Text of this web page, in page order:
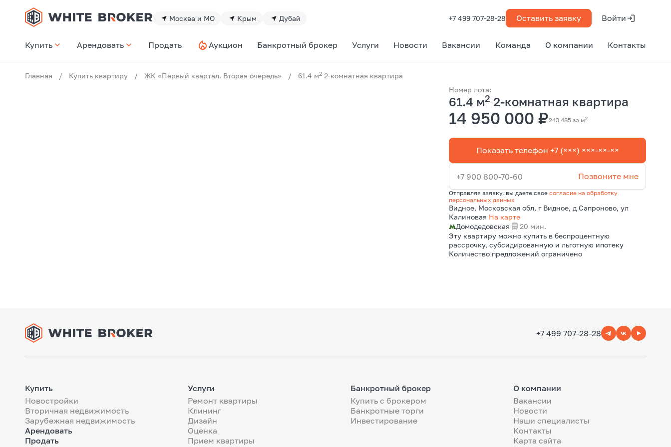
Москва и МО Крым Дубай +7 499 707-28-28 Оставить заявку Войти
Купить Арендовать Продать Аукцион Банкротный брокер Услуги Новости Вакансии Команда О компании Контакты
Главная / Купить квартиру / ЖК «Первый квартал. Вторая очередь» / 61.4 м2 2-комнатная квартира
Номер лота:
61.4 м2 2-комнатная квартира
14 950 000 ₽243 485 за м2
Показать телефон +7 (×××) ×××-××-××
+7 900 800-70-60 Позвоните мне
Отправляя заявку, вы даете своесогласие на обработку
персональных данных
Видное, Московская обл, г Видное, д Сапроново, ул
Калиновая На карте
Домодедовская
20 мин.
Эту квартиру можно купить в беспроцентную
рассрочку, субсидированную и льготную ипотеку
Количество предложений ограничено
+7 499 707-28-28
Купить
Новостройки
Вторичная недвижимость
Зарубежная недвижимость
Арендовать
Продать
Услуги
Ремонт квартиры
Клининг
Дизайн
Оценка
Прием квартиры
Банкротный брокер
Купить с брокером
Банкротные торги
Инвестирование
О компании
Вакансии
Новости
Наши специалисты
Контакты
Карта сайта